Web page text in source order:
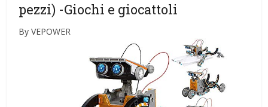
pezzi) -Giochi e giocattoli
By VEPOWER